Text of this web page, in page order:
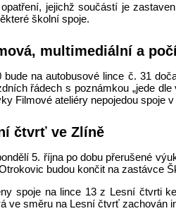
jejichž součástí je
školní spoje.
multimediální a
bude na autobusové lince č. 31
řádech s poznámkou „jede
Filmové ateliéry nepojedou spoje
čtvrť ve Zlíně
5. října po dobu přerušené
budou končit na zastávce
spoje na lince 13 z Lesní čtvrti
ve směru na Lesní čtvrť zachován